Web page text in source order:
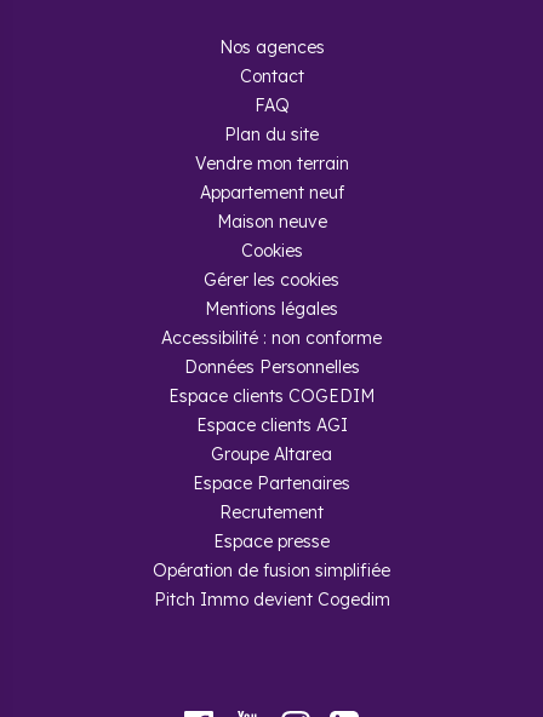
Nos agences
Contact
FAQ
Plan du site
Vendre mon terrain
Appartement neuf
Maison neuve
Cookies
Gérer les cookies
Mentions légales
Accessibilité : non conforme
Données Personnelles
Espace clients COGEDIM
Espace clients AGI
Groupe Altarea
Espace Partenaires
Recrutement
Espace presse
Opération de fusion simplifiée
Pitch Immo devient Cogedim